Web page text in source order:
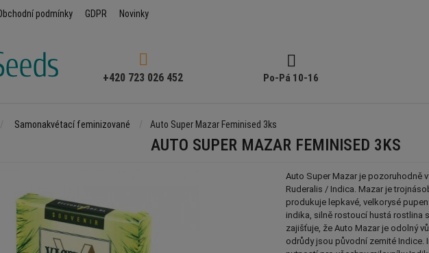
podmínky GDPR Novinky

+420 723 026 452

Po-Pá 10-16
Samonakvétací feminizované Auto Super Mazar Feminised 3ks
AUTO SUPER MAZAR FEMINISED 3KS
Auto Super Mazar je pozoruhodně
Ruderalis / Indica. Mazar je
produkuje lepkavé, velkorysé
indika, silně rostoucí hustá rostlina
zajišťuje, že Auto Mazar je odolný
odrůdy jsou původní zemité Indice.